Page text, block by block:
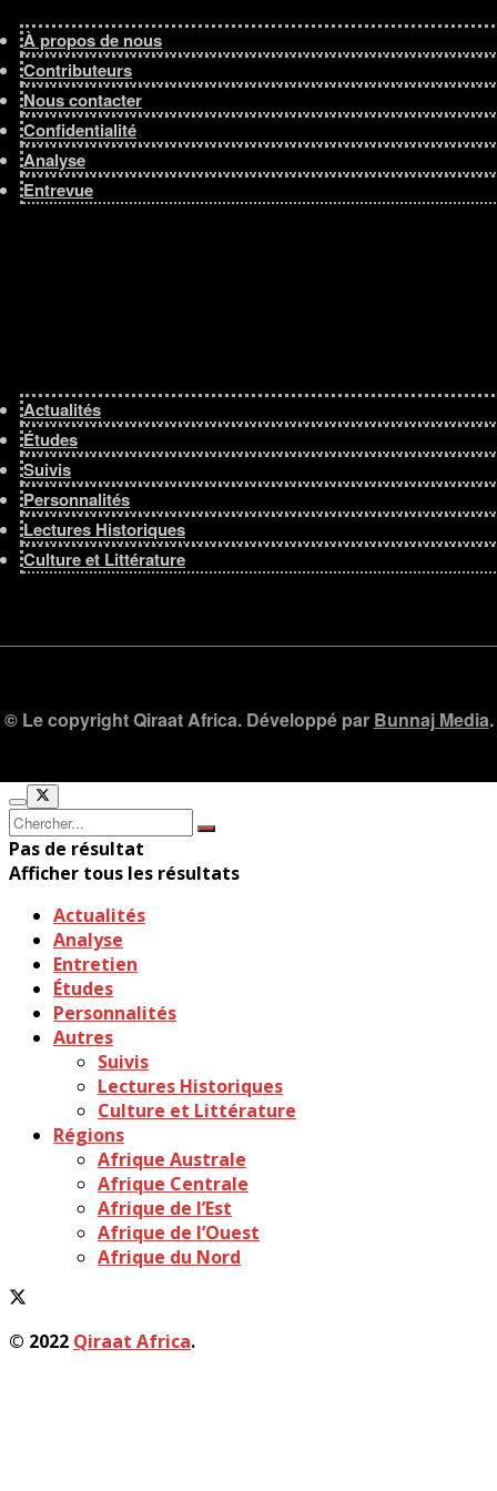
À propos de nous
Contributeurs
Nous contacter
Confidentialité
Analyse
Entrevue
Actualités
Études
Suivis
Personnalités
Lectures Historiques
Culture et Littérature
© Le copyright Qiraat Africa. Développé par Bunnaj Media.
Pas de résultat
Afficher tous les résultats
Actualités
Analyse
Entretien
Études
Personnalités
Autres
Suivis
Lectures Historiques
Culture et Littérature
Régions
Afrique Australe
Afrique Centrale
Afrique de l’Est
Afrique de l’Ouest
Afrique du Nord
© 2022 Qiraat Africa.